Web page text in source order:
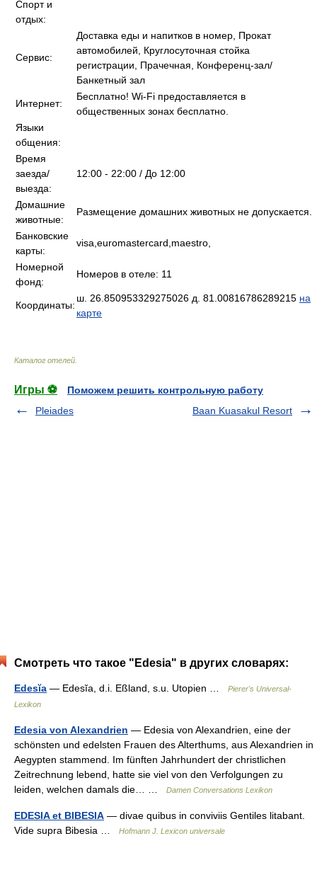
Спорт и
отдых:
Сервис:
Доставка еды и напитков в номер, Прокат
автомобилей, Круглосуточная стойка
регистрации, Прачечная, Конференц-зал/
Банкетный зал
Интернет:
Бесплатно! Wi-Fi предоставляется в
общественных зонах бесплатно.
Языки
общения:
Время
заезда/
выезда:
12:00 - 22:00 / До 12:00
Домашние
животные:
Размещение домашних животных не допускается.
Банковские
карты:
visa,euromastercard,maestro,
Номерной
фонд:
Номеров в отеле: 11
Координаты:
ш. 26.850953329275026 д. 81.00816786289215 на
карте
Каталог отелей
Игры ⚽
Поможем решить контрольную работу
Pleiades
Baan Kuasakul Resort
Смотреть что такое "Edesia" в других словарях:
Edesĭa — Edesĭa, d.i. Eßland, s.u. Utopien …
Pierer's Universal-
Lexikon
Edesia von Alexandrien — Edesia von Alexandrien, eine der
schönsten und edelsten Frauen des Alterthums, aus Alexandrien in
Aegypten stammend. Im fünften Jahrhundert der christlichen
Zeitrechnung lebend, hatte sie viel von den Verfolgungen zu
leiden, welchen damals die… …
Damen Conversations Lexikon
EDESIA et BIBESIA — divae quibus in conviviis Gentiles litabant.
Vide supra Bibesia …
Hofmann J. Lexicon universale